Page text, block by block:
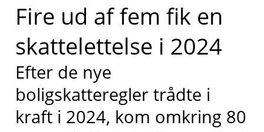
Fire ud af fem fik en
skattelettelse i 2024
Efter de nye
boligskatteregler trådte i
kraft i 2024, kom omkring 80